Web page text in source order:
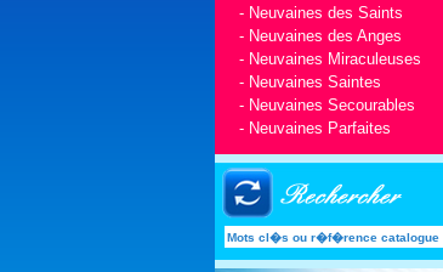
- Neuvaines des Saints
- Neuvaines des Anges
- Neuvaines Miraculeuses
- Neuvaines Saintes
- Neuvaines Secourables
- Neuvaines Parfaites